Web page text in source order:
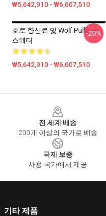
₩5,642,910 - ₩6,607,510
호로 향신료 및 Wolf Pullover
스웨터
₩5,642,910 - ₩6,607,510
-20%
전 세계 배송
200개 이상의 국가로 배송
국제 보증
사용 국가에서 제공
기타 제품